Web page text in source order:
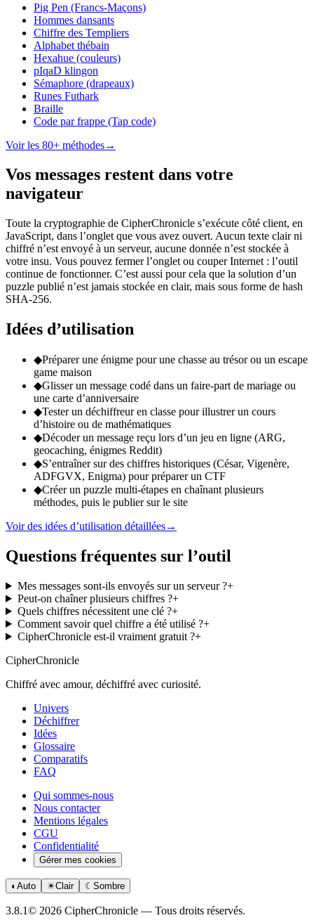
Pig Pen (Francs-Maçons)
Hommes dansants
Chiffre des Templiers
Alphabet thébain
Hexahue (couleurs)
pIqaD klingon
Sémaphore (drapeaux)
Runes Futhark
Braille
Code par frappe (Tap code)
Voir les 80+ méthodes→
Vos messages restent dans votre
navigateur
Toute la cryptographie de CipherChronicle s’exécute côté client, en
JavaScript, dans l’onglet que vous avez ouvert. Aucun texte clair ni
chiffré n’est envoyé à un serveur, aucune donnée n’est stockée à
votre insu. Vous pouvez fermer l’onglet ou couper Internet : l’outil
continue de fonctionner. C’est aussi pour cela que la solution d’un
puzzle publié n’est jamais stockée en clair, mais sous forme de hash
SHA-256.
Idées d’utilisation
◆Préparer une énigme pour une chasse au trésor ou un escape
game maison
◆Glisser un message codé dans un faire-part de mariage ou
une carte d’anniversaire
◆Tester un déchiffreur en classe pour illustrer un cours
d’histoire ou de mathématiques
◆Décoder un message reçu lors d’un jeu en ligne (ARG,
geocaching, énigmes Reddit)
◆S’entraîner sur des chiffres historiques (César, Vigenère,
ADFGVX, Enigma) pour préparer un CTF
◆Créer un puzzle multi-étapes en chaînant plusieurs
méthodes, puis le publier sur le site
Voir des idées d’utilisation détaillées→
Questions fréquentes sur l’outil
Mes messages sont-ils envoyés sur un serveur ?+
Peut-on chaîner plusieurs chiffres ?+
Quels chiffres nécessitent une clé ?+
Comment savoir quel chiffre a été utilisé ?+
CipherChronicle est-il vraiment gratuit ?+
CipherChronicle
Chiffré avec amour, déchiffré avec curiosité.
Univers
Déchiffrer
Idées
Glossaire
Comparatifs
FAQ
Qui sommes-nous
Nous contacter
Mentions légales
CGU
Confidentialité
Gérer mes cookies
◐ Auto ☀Clair ☾ Sombre
3.8.1© 2026 CipherChronicle — Tous droits réservés.